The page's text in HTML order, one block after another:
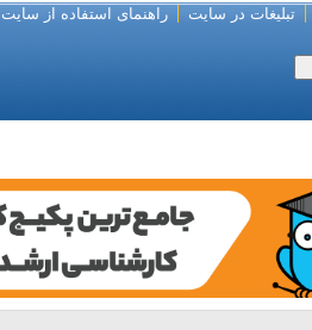
تبلیغات در سایت راهنمای استفاده از سایت